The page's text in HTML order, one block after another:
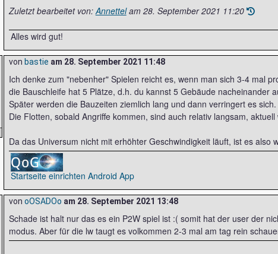
Zuletzt bearbeitet von:Annettelam 28. September 2021 11:20
Alles wird gut!
von bastie am 28. September 2021 11:48
Ich denke zum "nebenher" Spielen reicht es, wenn man sich 3-4 mal
die Bauschleife hat 5 Plätze, d.h. du kannst 5 Gebäude nacheinander
Später werden die Bauzeiten ziemlich lang und dann verringert es sich.
Die Flotten, sobald Angriffe kommen, sind auch relativ langsam,
Da das Universum nicht mit erhöhter Geschwindigkeit läuft, ist es also
Startseite einrichten Android App
von oOSADOo am 28. September 2021 13:48
Schade ist halt nur das es ein P2W spiel ist :( somit hat der user der
modus. Aber für die lw taugt es volkommen 2-3 mal am tag rein